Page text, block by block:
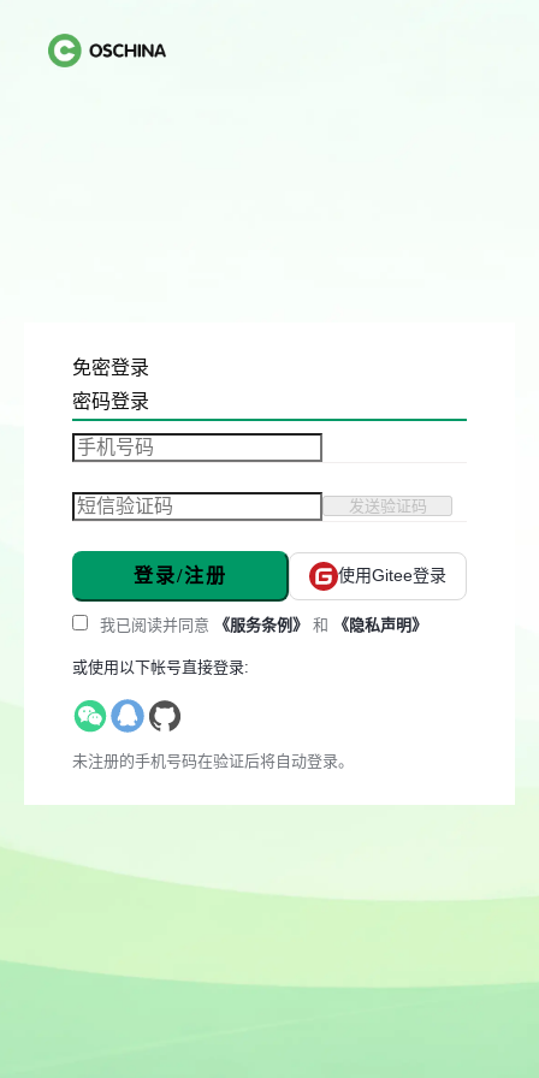
免密登录
密码登录
发送验证码
登录/注册 使用Gitee登录
我已阅读并同意 《服务条例》 和 《隐私声明》
或使用以下帐号直接登录:
未注册的手机号码在验证后将自动登录。